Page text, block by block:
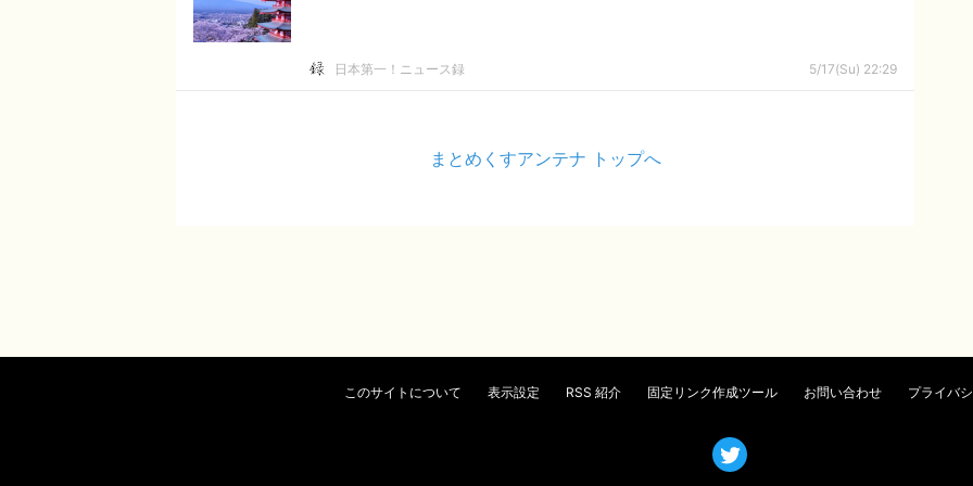
日本第一！ニュース録 5/17(Su) 22:29
まとめくすアンテナ トップへ
このサイトについて 表示設定 RSS 紹介 固定リンク作成ツール お問い合わせ プライバ